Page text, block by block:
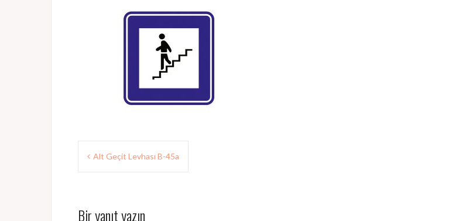
Yazı
gezinmesi
Alt Geçit Levhası B-45a
Bir yanıt yazın